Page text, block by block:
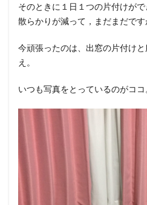
そのときに１日１つの片付けが
散らかりが減って，まだまだです
今頑張ったのは、出窓の片付け
え。
いつも写真をとっているのがココ